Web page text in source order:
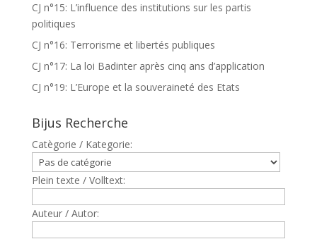
CJ n°15: L’influence des institutions sur les partis
politiques
CJ n°16: Terrorisme et libertés publiques
CJ n°17: La loi Badinter après cinq ans d’application
CJ n°19: L’Europe et la souveraineté des Etats
Bijus Recherche
Catègorie / Kategorie:
Plein texte / Volltext:
Auteur / Autor: